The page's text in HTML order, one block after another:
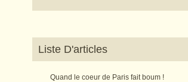
Liste D'articles
Quand le coeur de Paris fait boum !